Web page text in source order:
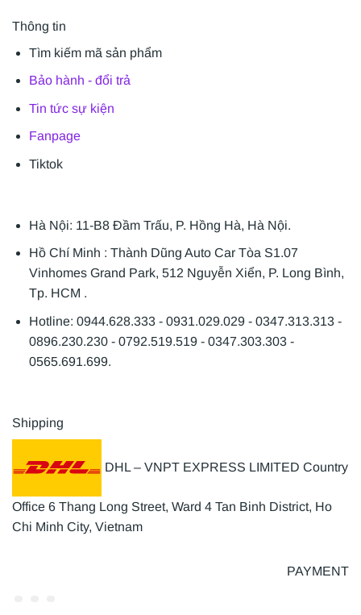
Thông tin
Tìm kiếm mã sản phẩm
Bảo hành - đổi trả
Tin tức sự kiện
Fanpage
Tiktok
Hà Nội: 11-B8 Đầm Trấu, P. Hồng Hà, Hà Nội.
Hồ Chí Minh : Thành Dũng Auto Car Tòa S1.07
Vinhomes Grand Park, 512 Nguyễn Xiển, P. Long Bình,
Tp. HCM .
Hotline: 0944.628.333 - 0931.029.029 - 0347.313.313 -
0896.230.230 - 0792.519.519 - 0347.303.303 -
0565.691.699.
Shipping
DHL – VNPT EXPRESS LIMITED Country
Office 6 Thang Long Street, Ward 4 Tan Binh District, Ho
Chi Minh City, Vietnam
PAYMENT